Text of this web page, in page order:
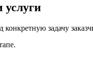
задачу